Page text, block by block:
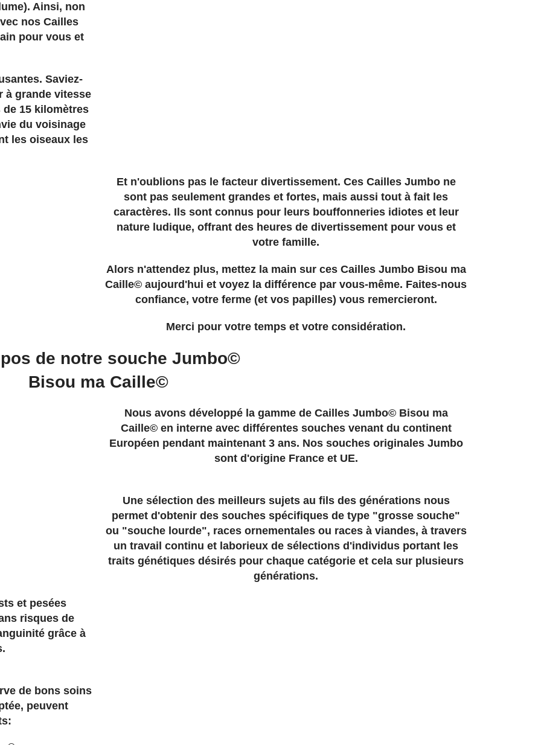
Ainsi, non
nos Cailles
pour vous et
Saviez-
à grande vitesse
15 kilomètres
du voisinage
les oiseaux les
Et n'oublions pas le facteur divertissement. Ces Cailles Jumbo ne
sont pas seulement grandes et fortes, mais aussi tout à fait les
caractères. Ils sont connus pour leurs bouffonneries idiotes et leur
nature ludique, offrant des heures de divertissement pour vous et
votre famille.
Alors n'attendez plus, mettez la main sur ces Cailles Jumbo Bisou ma
Caille© aujourd'hui et voyez la différence par vous-même. Faites-nous
confiance, votre ferme (et vos papilles) vous remercieront.
Merci pour votre temps et votre considération.
de notre souche Jumbo©
Bisou ma Caille©
Nous avons développé la gamme de Cailles Jumbo© Bisou ma
Caille© en interne avec différentes souches venant du continent
Européen pendant maintenant 3 ans. Nos souches originales Jumbo
sont d'origine France et UE.
Une sélection des meilleurs sujets au fils des générations nous
permet d'obtenir des souches spécifiques de type "grosse souche"
ou "souche lourde", races ornementales ou races à viandes, à travers
un travail continu et laborieux de sélections d'individus portant les
traits génétiques désirés pour chaque catégorie et cela sur plusieurs
générations.
et pesées
risques de
grâce à
de bons soins
peuvent